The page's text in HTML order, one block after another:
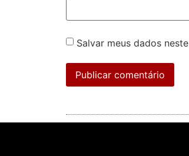
Salvar meus dados